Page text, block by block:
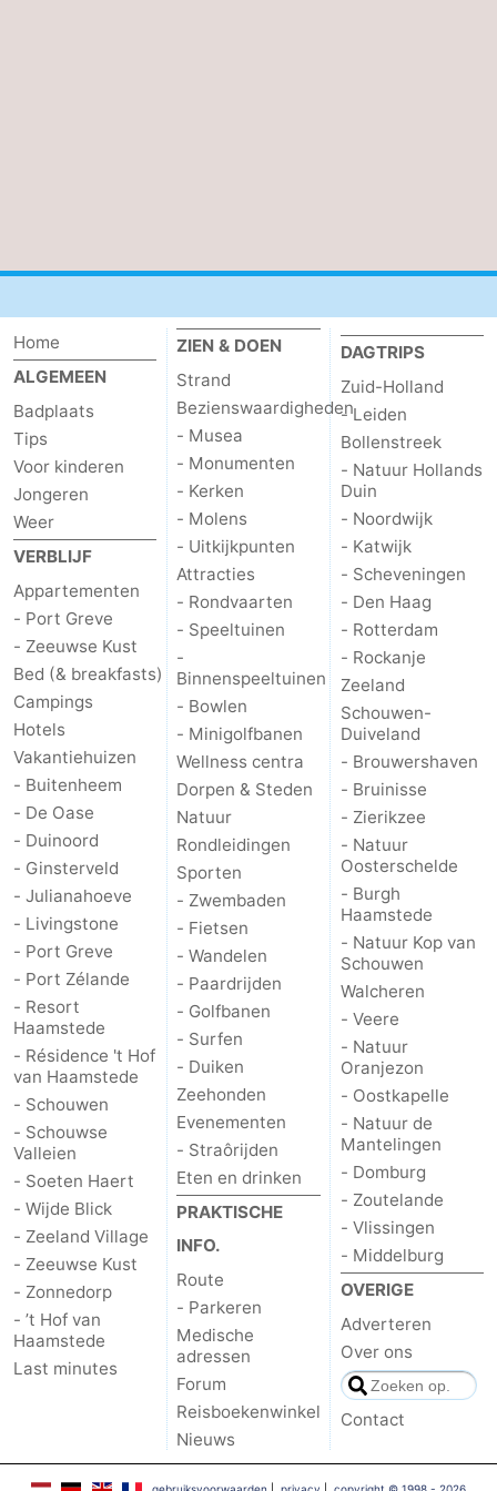
Scheveningen
-
Den
Haag
-
Rotterdam
-
Rockanje
Zeeland
Schouwen-
Duiveland
-
Brouwershaven
Bruinisse
Zierikzee
-
Natuur
Oosterschelde
-
Burgh
Haamstede
-
Natuur
van
Schouwen
Walcheren
Veere
Natuur
Oranjezon
-
Oostkapelle
-
Natuur
de
Mantelingen
-
Domburg
-
Zoutelande
-
Vlissingen
-
Middelburg
Weer
Home
ALGEMEEN
Badplaats
Tips
Voor kinderen
Jongeren
Weer
VERBLIJF
Appartementen
- Port Greve
- Zeeuwse Kust
Bed (& breakfasts)
Campings
Hotels
Vakantiehuizen
- Buitenheem
- De Oase
- Duinoord
- Ginsterveld
- Julianahoeve
- Livingstone
- Port Greve
- Port Zélande
- Resort
Haamstede
- Résidence 't Hof
van Haamstede
- Schouwen
- Schouwse
Valleien
- Soeten Haert
- Wijde Blick
- Zeeland Village
- Zeeuwse Kust
- Zonnedorp
- ’t Hof van
Haamstede
Last minutes
ZIEN & DOEN
Strand
Bezienswaardigheden
- Musea
- Monumenten
- Kerken
- Molens
- Uitkijkpunten
Attracties
- Rondvaarten
- Speeltuinen
-
Binnenspeeltuinen
- Bowlen
- Minigolfbanen
Wellness centra
Dorpen & Steden
Natuur
Rondleidingen
Sporten
- Zwembaden
- Fietsen
- Wandelen
- Paardrijden
- Golfbanen
- Surfen
- Duiken
Zeehonden
Evenementen
- Straôrijden
Eten en drinken
PRAKTISCHE
INFO.
Route
- Parkeren
Medische
adressen
Forum
Reisboekenwinkel
Nieuws
DAGTRIPS
Zuid-Holland
- Leiden
Bollenstreek
- Natuur Hollands
Duin
- Noordwijk
- Katwijk
- Scheveningen
- Den Haag
- Rotterdam
- Rockanje
Zeeland
Schouwen-
Duiveland
- Brouwershaven
- Bruinisse
- Zierikzee
- Natuur
Oosterschelde
- Burgh
Haamstede
- Natuur Kop van
Schouwen
Walcheren
- Veere
- Natuur
Oranjezon
- Oostkapelle
- Natuur de
Mantelingen
- Domburg
- Zoutelande
- Vlissingen
- Middelburg
OVERIGE
Adverteren
Over ons
Contact
gebruiksvoorwaarden privacy copyright © 1998 - 2026